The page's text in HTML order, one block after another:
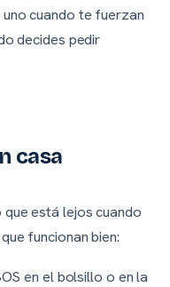
cuando te fuerzan
decides pedir
casa
está lejos cuando
funcionan bien:
en el bolsillo o en la